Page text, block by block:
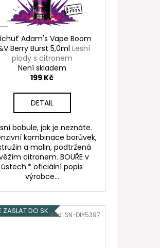
Adam's Vape Boom
Berry Burst 5,0mlLesní
plody s citronem
Není skladem
199 Kč
DETAIL
bobule, jak je neznáte.
kombinace borůvek,
a malin, podtržená
citronem. BOUŘE v
ústech.* oficiální popis
výrobce...
ZASLAT DO SK Kód: SN-DIY5397